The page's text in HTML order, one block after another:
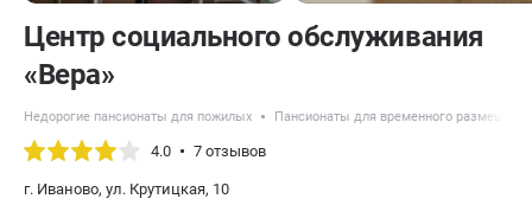
Центр социального обслуживания
«Вера»
Недорогие пансионаты для пожилых Пансионаты для временного размещения
4.0 7 отзывов
г. Иваново, ул. Крутицкая, 10